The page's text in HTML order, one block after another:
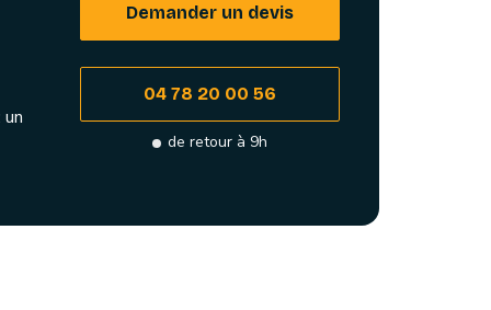
Demander un devis
04 78 20 00 56
de retour à 9h